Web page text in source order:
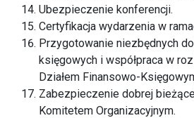
Ubezpieczenie konferencji.
Certyfikacja wydarzenia w
Przygotowanie niezbędnych
księgowych i współpraca w
Działem Finansowo-
Zabezpieczenie dobrej
Komitetem Organizacyjnym.